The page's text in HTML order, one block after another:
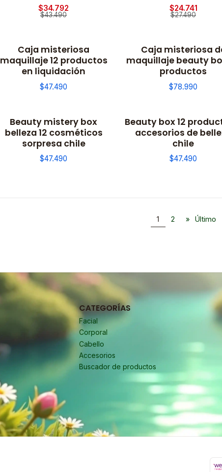
$34.792
$43.490
$24.741
$27.490
Caja misteriosa
maquillaje 12 productos
en liquidación
$47.490
Caja misteriosa
maquillaje beauty
productos
$78.990
Beauty mistery box
belleza 12 cosméticos
sorpresa chile
$47.490
Beauty box 12
accesorios de
chile
$47.490
1 2 » Último
CATEGORÍAS
Facial
Corporal
Cabello
Accesorios
Buscador de productos